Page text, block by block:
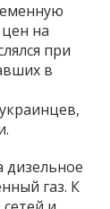
на
при
в
дизельное
газ. К